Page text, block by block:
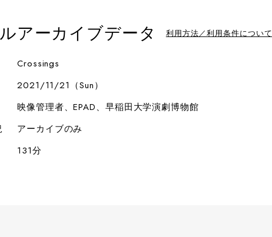
アーカイブデータ 利用方法／利用条件について
Crossings
2021/11/21（Sun）
映像管理者、EPAD、早稲田大学演劇博物館
アーカイブのみ
131分